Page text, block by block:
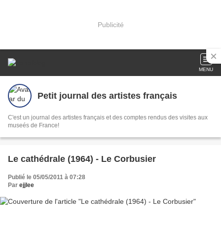
Publicité
MENU
Petit journal des artistes français
C'est un journal des artistes français et des comptes rendus des visites aux
museés de France!
Le cathédrale (1964) - Le Corbusier
Publié le 05/05/2011 à 07:28
Par ejjlee